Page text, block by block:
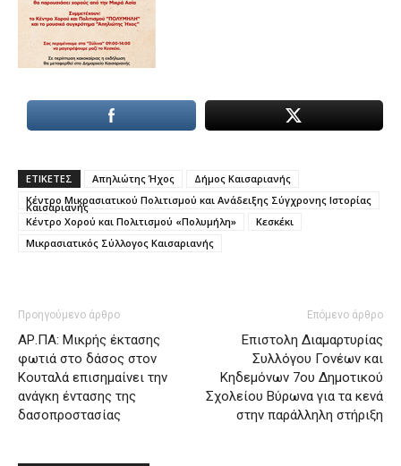
ΕΤΙΚΕΤΕΣ Απηλιώτης Ήχος
Δήμος Καισαριανής
Κέντρο Μικρασιατικού Πολιτισμού και Ανάδειξης Σύγχρονης Ιστορίας
Καισαριανής
Κέντρο Χορού και Πολιτισμού «Πολυμήλη»
Κεσκέκι
Μικρασιατικός Σύλλογος Καισαριανής
Προηγούμενο άρθρο
ΑΡ.ΠΑ: Μικρής έκτασης
φωτιά στο δάσος στον
Κουταλά επισημαίνει την
ανάγκη έντασης της
δασοπροστασίας
Επόμενο άρθρο
Επιστολη Διαμαρτυρίας
Συλλόγου Γονέων και
Κηδεμόνων 7ου Δημοτικού
Σχολείου Βύρωνα για τα κενά
στην παράλληλη στήριξη